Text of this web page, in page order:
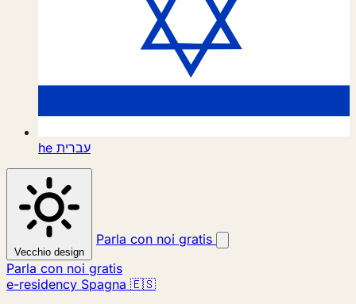
he עברית
Vecchio design
Parla con noi gratis
Parla con noi gratis
e-residency Spagna 🇪🇸